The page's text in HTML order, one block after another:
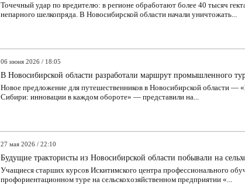
Точечный удар по вредителю: в регионе обработают более 40 тысяч
непарного шелкопряда. В Новосибирской области начали уничтожать...
06 июня 2026 / 18:05
В Новосибирской области разработали маршрут промышленного
Новое предложение для путешественников в Новосибирской области —
Сибири: инновации в каждом обороте» — представили на...
27 мая 2026 / 22:10
Будущие трактористы из Новосибирской области побывали на
Учащиеся старших курсов Искитимского центра профессионального
профориентационном туре на сельскохозяйственном предприятии «...